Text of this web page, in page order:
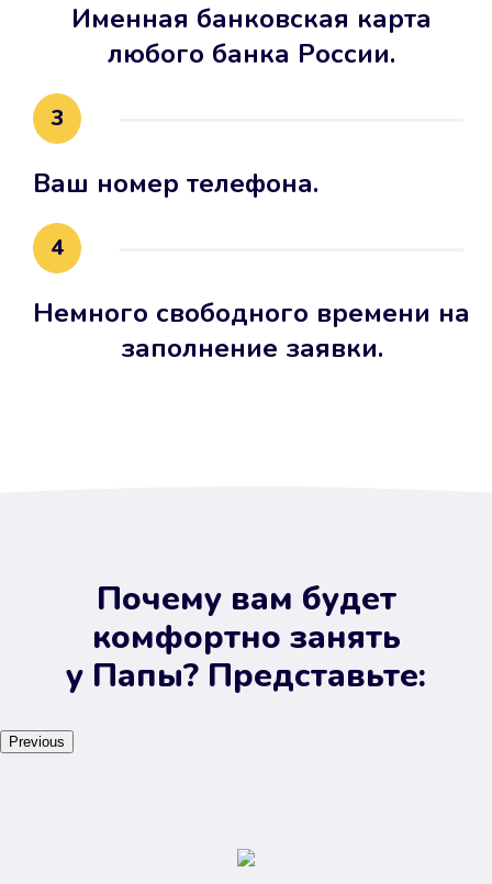
Именная банковская карта
любого банка России.
3
Ваш номер телефона.
4
Немного свободного времени на
заполнение заявки.
Почему вам будет
комфортно занять
у Папы? Представьте:
Previous